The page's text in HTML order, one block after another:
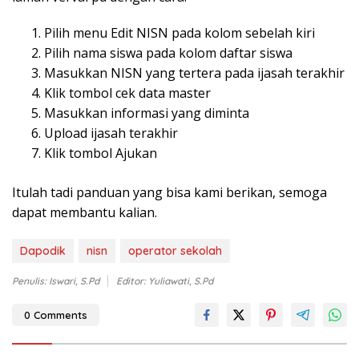
Pilih menu Edit NISN pada kolom sebelah kiri
Pilih nama siswa pada kolom daftar siswa
Masukkan NISN yang tertera pada ijasah terakhir
Klik tombol cek data master
Masukkan informasi yang diminta
Upload ijasah terakhir
Klik tombol Ajukan
Itulah tadi panduan yang bisa kami berikan, semoga
dapat membantu kalian.
Dapodik nisn operator sekolah
Penulis: Iswari, S.Pd Editor: Yuliawati, S.Pd
0 Comments